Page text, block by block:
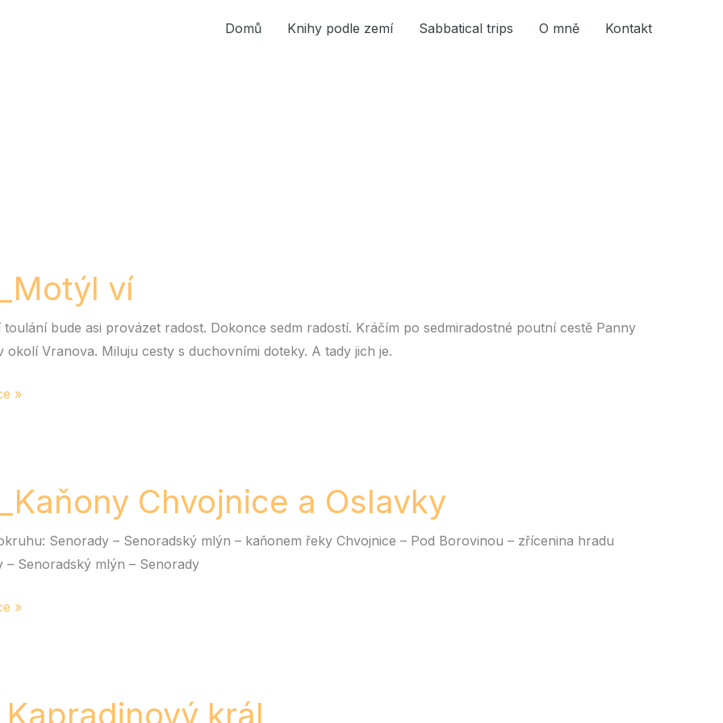
Domů Knihy podle zemí Sabbatical trips O mně Kontakt
ví
toulání bude asi provázet radost. Dokonce sedm radostí. Kráčím po sedmiradostné poutní cestě Panny
okolí Vranova. Miluju cesty s duchovními doteky. A tady jich je.
»
Chvojnice a Oslavky
Senorady – Senoradský mlýn – kaňonem řeky Chvojnice – Pod Borovinou – zřícenina hradu
– Senoradský mlýn – Senorady
»
král